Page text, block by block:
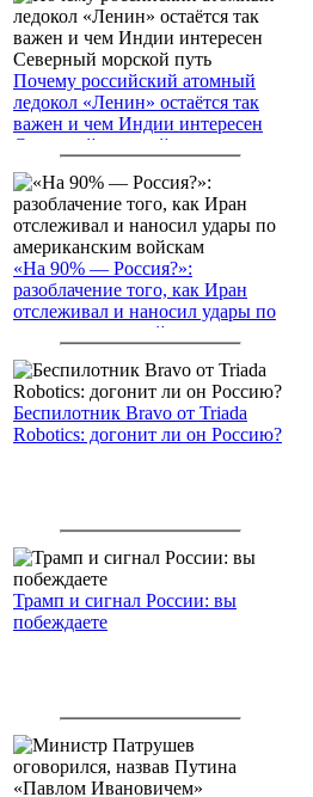
Почему российский атомный
ледокол «Ленин» остаётся так
важен и чем Индии интересен
Северный морской путь
«На 90% — Россия?»:
разоблачение того, как Иран
отслеживал и наносил удары по
американским войскам
Беспилотник Bravo от Triada
Robotics: догонит ли он Россию?
Трамп и сигнал России: вы
побеждаете